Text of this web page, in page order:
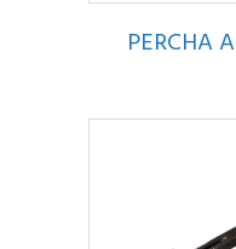
PERCHA